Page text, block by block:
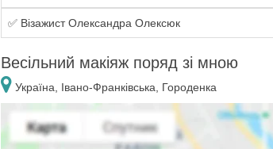
✅ Візажист Олександра Олексюк
Весільний макіяж поряд зі мною
Україна, Івано-Франківська, Городенка